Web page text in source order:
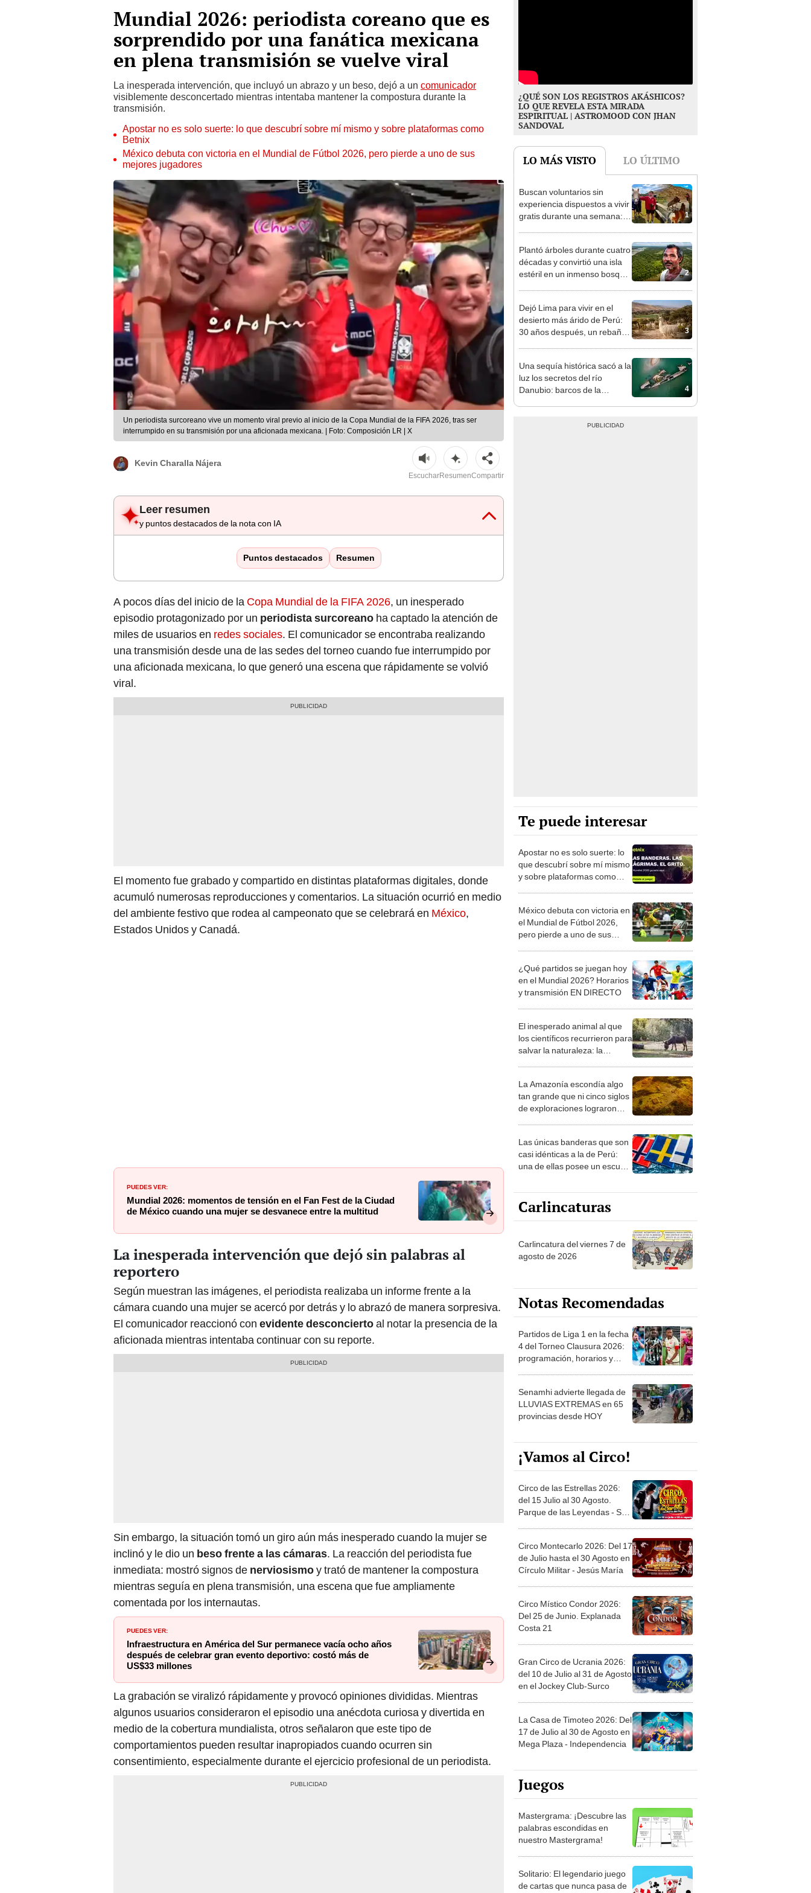
Mundial 2026: periodista coreano que es
sorprendido por una fanática mexicana
en plena transmisión se vuelve viral
La inesperada intervención, que incluyó un abrazo y un beso, dejó a un comunicador
visiblemente desconcertado mientras intentaba mantener la compostura durante la
transmisión.
Apostar no es solo suerte: lo que descubrí sobre mí mismo y sobre plataformas como
Betnix
México debuta con victoria en el Mundial de Fútbol 2026, pero pierde a uno de sus
mejores jugadores
Un periodista surcoreano vive un momento viral previo al inicio de la Copa Mundial de la FIFA 2026, tras ser
interrumpido en su transmisión por una aficionada mexicana. | Foto: Composición LR | X
Kevin Charalla Nájera
EscucharResumenCompartir
Leer resumen
y puntos destacados de la nota con IA
Puntos destacados Resumen
A pocos días del inicio de la Copa Mundial de la FIFA 2026, un inesperado
episodio protagonizado por un periodista surcoreano ha captado la atención de
miles de usuarios en redes sociales. El comunicador se encontraba realizando
una transmisión desde una de las sedes del torneo cuando fue interrumpido por
una aficionada mexicana, lo que generó una escena que rápidamente se volvió
viral.
El momento fue grabado y compartido en distintas plataformas digitales, donde
acumuló numerosas reproducciones y comentarios. La situación ocurrió en medio
del ambiente festivo que rodea al campeonato que se celebrará en México,
Estados Unidos y Canadá.
PUEDES VER:
Mundial 2026: momentos de tensión en el Fan Fest de la Ciudad
de México cuando una mujer se desvanece entre la multitud
La inesperada intervención que dejó sin palabras al
reportero
Según muestran las imágenes, el periodista realizaba un informe frente a la
cámara cuando una mujer se acercó por detrás y lo abrazó de manera sorpresiva.
El comunicador reaccionó con evidente desconciertoal notar la presencia de la
aficionada mientras intentaba continuar con su reporte.
Sin embargo, la situación tomó un giro aún más inesperado cuando la mujer se
inclinó y le dio un beso frente a las cámaras. La reacción del periodista fue
inmediata: mostró signos de nerviosismoy trató de mantener la compostura
mientras seguía en plena transmisión, una escena que fue ampliamente
comentada por los internautas.
PUEDES VER:
Infraestructura en América del Sur permanece vacía ocho años
después de celebrar gran evento deportivo: costó más de
US$33 millones
La grabación se viralizó rápidamente y provocó opiniones divididas. Mientras
algunos usuarios consideraron el episodio una anécdota curiosa y divertida en
medio de la cobertura mundialista, otros señalaron que este tipo de
comportamientos pueden resultar inapropiados cuando ocurren sin
consentimiento, especialmente durante el ejercicio profesional de un periodista.
¿QUÉ SON LOS REGISTROS AKÁSHICOS?
LO QUE REVELA ESTA MIRADA
ESPIRITUAL | ASTROMOOD CON JHAN
SANDOVAL
LO MÁS VISTO LO ÚLTIMO
1
Buscan voluntarios sin
experiencia dispuestos a vivir
gratis durante una semana:
un refugio por 2 horas
2
Plantó árboles durante cuatro
décadas y convirtió una isla
estéril en un inmenso bosque:
3
Dejó Lima para vivir en el
desierto más árido de Perú:
30 años después, un rebaño
4
Una sequía histórica sacó a la
luz los secretos del río
Danubio: barcos de la
Te puede interesar
Apostar no es solo suerte: lo
que descubrí sobre mí mismo
y sobre plataformas como
México debuta con victoria en
el Mundial de Fútbol 2026,
pero pierde a uno de sus
¿Qué partidos se juegan hoy
en el Mundial 2026? Horarios
y transmisión EN DIRECTO
El inesperado animal al que
los científicos recurrieron para
salvar la naturaleza: la
desierto en un paisaje con
más vida
La Amazonía escondía algo
tan grande que ni cinco siglos
de exploraciones lograron
sabía sobre su pasado
Las únicas banderas que son
casi idénticas a la de Perú:
una de ellas posee un escudo
Carlincaturas
Carlincatura del viernes 7 de
agosto de 2026
Notas Recomendadas
Partidos de Liga 1 en la fecha
4 del Torneo Clausura 2026:
programación, horarios y
Senamhi advierte llegada de
LLUVIAS EXTREMAS en 65
provincias desde HOY
¡Vamos al Circo!
Circo de las Estrellas 2026:
del 15 Julio al 30 Agosto.
Parque de las Leyendas - San
Circo Montecarlo 2026: Del 17
de Julio hasta el 30 Agosto en
Círculo Militar - Jesús María
Circo Místico Condor 2026:
Del 25 de Junio. Explanada
Costa 21
Gran Circo de Ucrania 2026:
del 10 de Julio al 31 de Agosto
en el Jockey Club-Surco
La Casa de Timoteo 2026: Del
17 de Julio al 30 de Agosto en
Mega Plaza - Independencia
Juegos
Mastergrama: ¡Descubre las
palabras escondidas en
nuestro Mastergrama!
Solitario: El legendario juego
de cartas que nunca pasa de